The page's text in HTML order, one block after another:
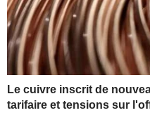
Le cuivre inscrit de
tarifaire et tensions sur